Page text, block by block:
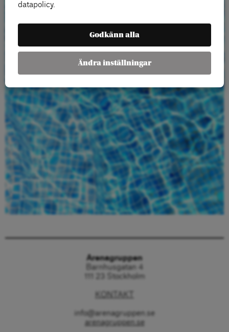
Beställ gratis
material
Beställ här
Arenagruppen
Barnhusgatan 4
111 23 Stockholm
KONTAKT
info@arenagruppen.se
arenagruppen.se
datapolicy.
Godkänn alla
Ändra inställningar